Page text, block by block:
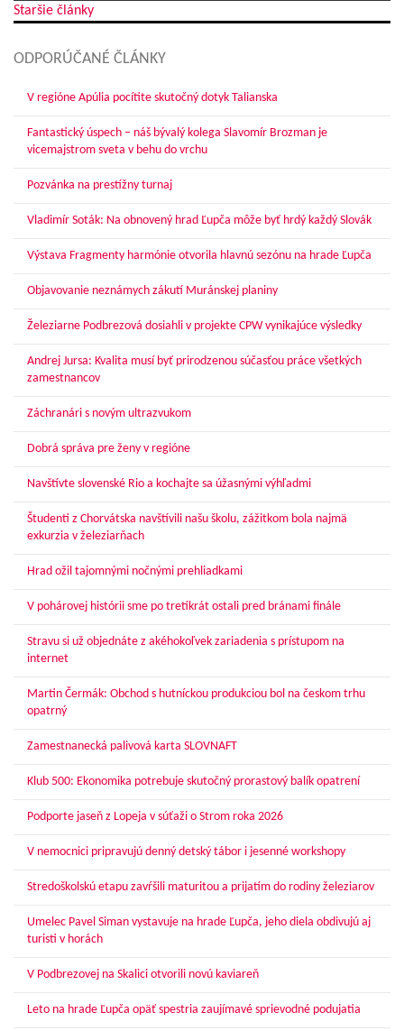
Navigácia
v
článkoch
Staršie články
ODPORÚČANÉ ČLÁNKY
V regióne Apúlia pocítite skutočný dotyk Talianska
Fantastický úspech – náš bývalý kolega Slavomír Brozman je
vicemajstrom sveta v behu do vrchu
Pozvánka na prestížny turnaj
Vladimír Soták: Na obnovený hrad Ľupča môže byť hrdý každý Slovák
Výstava Fragmenty harmónie otvorila hlavnú sezónu na hrade Ľupča
Objavovanie neznámych zákutí Muránskej planiny
Železiarne Podbrezová dosiahli v projekte CPW vynikajúce výsledky
Andrej Jursa: Kvalita musí byť prirodzenou súčasťou práce všetkých
zamestnancov
Záchranári s novým ultrazvukom
Dobrá správa pre ženy v regióne
Navštívte slovenské Rio a kochajte sa úžasnými výhľadmi
Študenti z Chorvátska navštívili našu školu, zážitkom bola najmä
exkurzia v železiarňach
Hrad ožil tajomnými nočnými prehliadkami
V pohárovej histórii sme po tretíkrát ostali pred bránami finále
Stravu si už objednáte z akéhokoľvek zariadenia s prístupom na
internet
Martin Čermák: Obchod s hutníckou produkciou bol na českom trhu
opatrný
Zamestnanecká palivová karta SLOVNAFT
Klub 500: Ekonomika potrebuje skutočný prorastový balík opatrení
Podporte jaseň z Lopeja v súťaži o Strom roka 2026
V nemocnici pripravujú denný detský tábor i jesenné workshopy
Stredoškolskú etapu zavŕšili maturitou a prijatím do rodiny železiarov
Umelec Pavel Siman vystavuje na hrade Ľupča, jeho diela obdivujú aj
turisti v horách
V Podbrezovej na Skalici otvorili novú kaviareň
Leto na hrade Ľupča opäť spestria zaujímavé sprievodné podujatia